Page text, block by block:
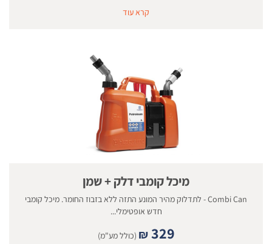
קרא עוד
מיכל קומבי דלק + שמן
Combi Can - לתדלוק מהיר המונע התזה ללא בזבוז החומר. מיכל קומבי
חדש אופטימלי...
₪ 329
(כולל מע"מ)